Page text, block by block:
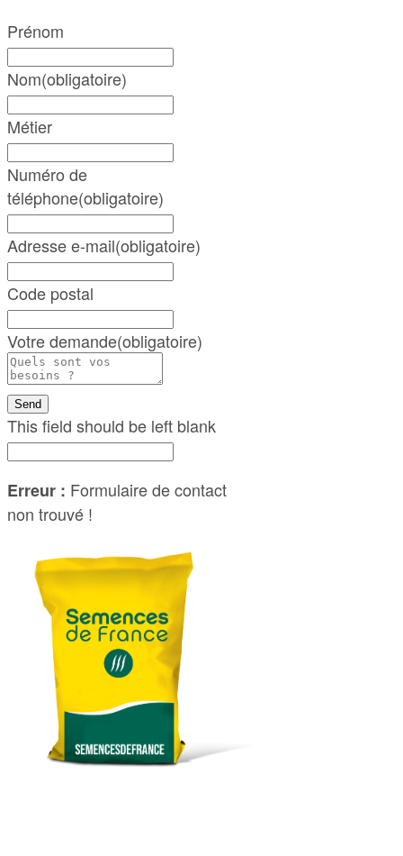
Prénom
Nom(obligatoire)
Métier
Numéro de
téléphone(obligatoire)
Adresse e-mail(obligatoire)
Code postal
Votre demande(obligatoire)
Send
This field should be left blank
Erreur : Formulaire de contact
non trouvé !